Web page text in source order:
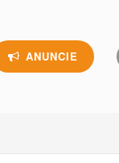
ANUNCIE